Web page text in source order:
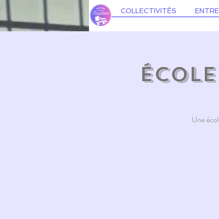
COLLECTIVITÉS
Une